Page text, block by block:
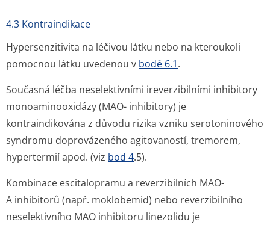
4.3 Kontraindikace
Hypersenzitivita na léčivou látku nebo na kteroukoli
pomocnou látku uvedenou v bodě 6.1.
Současná léčba neselektivními ireverzibilními inhibitory
monoaminooxidázy (MAO- inhibitory) je
kontraindikována z důvodu rizika vzniku serotoninového
syndromu doprovázeného agitovaností, tremorem,
hypertermií apod. (viz bod 4.5).
Kombinace escitalopramu a reverzibilních MAO-
A inhibitorů (např. moklobemid) nebo reverzibilního
neselektivního MAO inhibitoru linezolidu je